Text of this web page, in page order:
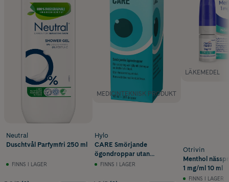
Neutral
Duschtvål Parfymfri 250 ml
FINNS I LAGER
MEDICINTEKNISK PRODUKT
Hylo
CARE Smörjande
ögondroppar utan
konserveringsmedel
FINNS I LAGER
LÄKEMEDEL
Otrivin
Menthol
1 mg/ml 10 ml
FINNS I LAGER